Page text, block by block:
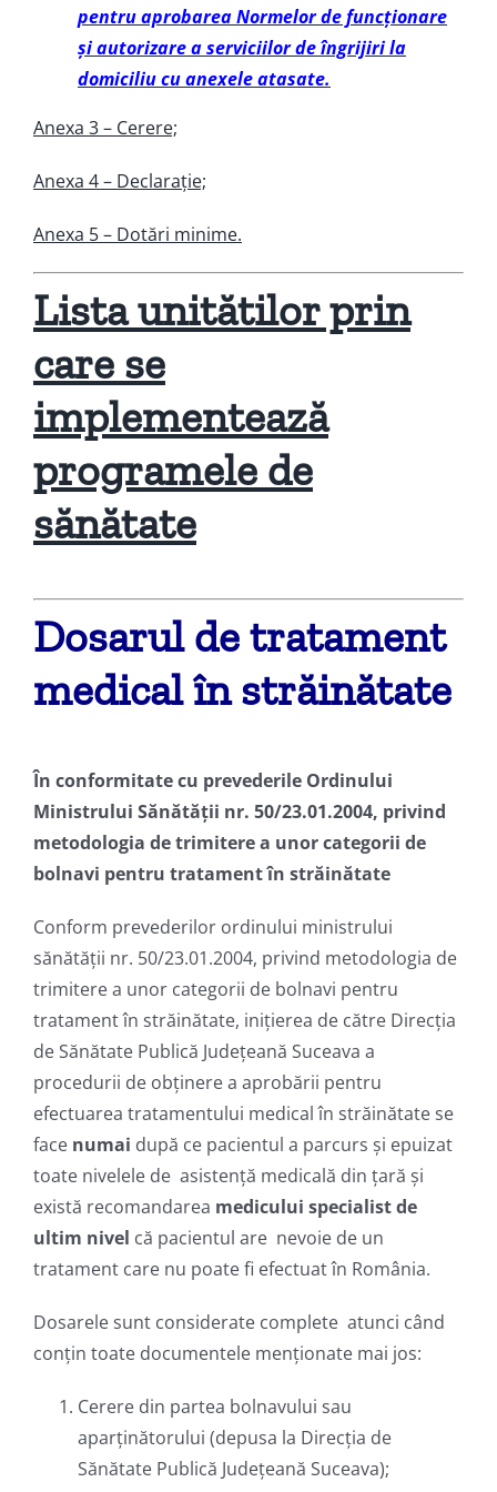
pentru aprobarea Normelor de funcţionare
şi autorizare a serviciilor de îngrijiri la
domiciliu cu anexele atasate.
Anexa 3 – Cerere;
Anexa 4 – Declarație;
Anexa 5 – Dotări minime.
Lista unitătilor prin
care se
implementează
programele de
sănătate
Dosarul de tratament
medical în străinătate
În conformitate cu prevederile Ordinului
Ministrului Sănătății nr. 50/23.01.2004, privind
metodologia de trimitere a unor categorii de
bolnavi pentru tratament în străinătate
Conform prevederilor ordinului ministrului
sănătății nr. 50/23.01.2004, privind metodologia de
trimitere a unor categorii de bolnavi pentru
tratament în străinătate, inițierea de către Direcția
de Sănătate Publică Județeană Suceava a
procedurii de obținere a aprobării pentru
efectuarea tratamentului medical în străinătate se
face numai după ce pacientul a parcurs și epuizat
toate nivelele de asistență medicală din țară și
există recomandarea medicului specialist de
ultim nivel că pacientul are nevoie de un
tratament care nu poate fi efectuat în România.
Dosarele sunt considerate complete atunci când
conțin toate documentele menționate mai jos:
Cerere din partea bolnavului sau
aparținătorului (depusa la Direcția de
Sănătate Publică Județeană Suceava);